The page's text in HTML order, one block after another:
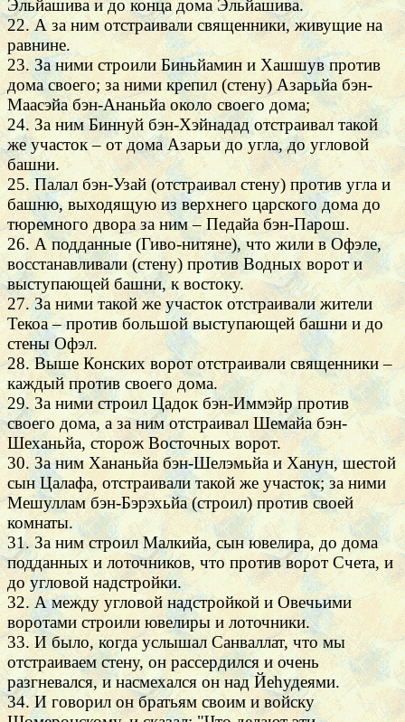
Эльйашива и до конца дома Эльйашива.
22. А за ним отстраивали священники, живущие на
равнине.
23. За ними строили Биньйамин и Хашшув против
дома своего; за ними крепил (стену) Азарьйа бэн-
Маасэйа бэн-Ананьйа около своего дома;
24. За ним Биннуй бэн-Хэйнадад отстраивал такой
же участок – от дома Азарьи до угла, до угловой
башни.
25. Палал бэн-Узай (отстраивал стену) против угла и
башню, выходящую из верхнего царского дома до
тюремного двора за ним – Педайа бэн-Парош.
26. А подданные (Гиво-нитяне), что жили в Офэле,
восстанавливали (стену) против Водных ворот и
выступающей башни, к востоку.
27. За ними такой же участок отстраивали жители
Текоа – против большой выступающей башни и до
стены Офэл.
28. Выше Конских ворот отстраивали священники –
каждый против своего дома.
29. За ними строил Цадок бэн-Иммэйр против
своего дома, а за ним отстраивал Шемайа бэн-
Шеханьйа, сторож Восточных ворот.
30. За ним Хананьйа бэн-Шелэмьйа и Ханун, шестой
сын Цалафа, отстраивали такой же участок; за ними
Мешуллам бэн-Бэрэхьйа (строил) против своей
комнаты.
31. За ним строил Малкийа, сын ювелира, до дома
подданных и лоточников, что против ворот Счета, и
до угловой надстройки.
32. А между угловой надстройкой и Овечьими
воротами строили ювелиры и лоточники.
33. И было, когда услышал Санваллат, что мы
отстраиваем стену, он рассердился и очень
разгневался, и насмехался он над Йеhудеями.
34. И говорил он братьям своим и войску